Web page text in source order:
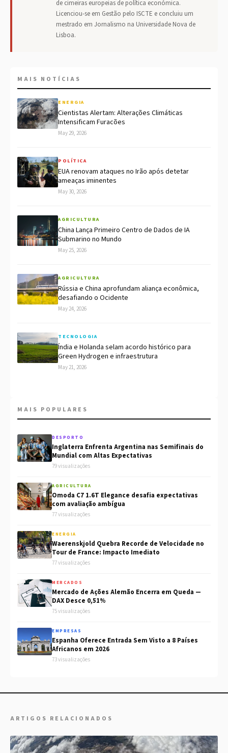
de cimeiras europeias de política económica.
Licenciou-se em Gestão pelo ISCTE e concluiu um
mestrado em Jornalismo na Universidade Nova de
Lisboa.
MAIS NOTÍCIAS
ENERGIA
Cientistas Alertam: Alterações Climáticas
Intensificam Furacões
May 29, 2026
POLÍTICA
EUA renovam ataques no Irão após detetar
ameaças iminentes
May 30, 2026
AGRICULTURA
China Lança Primeiro Centro de Dados de IA
Submarino no Mundo
May 25, 2026
AGRICULTURA
Rússia e China aprofundam aliança econômica,
desafiando o Ocidente
May 24, 2026
TECNOLOGIA
Índia e Holanda selam acordo histórico para
Green Hydrogen e infraestrutura
May 21, 2026
MAIS POPULARES
DESPORTO
Inglaterra Enfrenta Argentina nas Semifinais do
Mundial com Altas Expectativas
79 visualizações
AGRICULTURA
Omoda C7 1.6T Elegance desafia expectativas
com avaliação ambígua
77 visualizações
ENERGIA
Waerenskjold Quebra Recorde de Velocidade no
Tour de France: Impacto Imediato
77 visualizações
MERCADOS
Mercado de Ações Alemão Encerra em Queda —
DAX Desce 0,51%
75 visualizações
EMPRESAS
Espanha Oferece Entrada Sem Visto a 8 Países
Africanos em 2026
73 visualizações
ARTIGOS RELACIONADOS